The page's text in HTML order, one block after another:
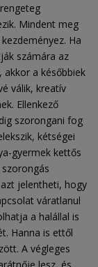
Mindent meg
Ha
számára az
a későbbiek
válik, kreatív
Ellenkező
szorongani fog
kétségei
gyermek kettős
jelentheti, hogy
váratlanul
a halállal is
Hanna is ettől
A végleges